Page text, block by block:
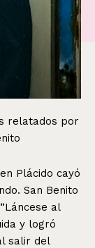
relatados por
Plácido cayó
San Benito
al
y logró
salir del